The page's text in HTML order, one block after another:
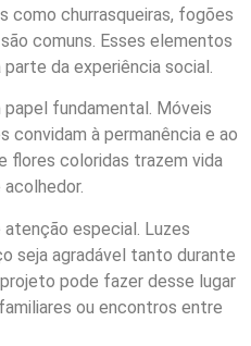
como churrasqueiras, fogões
comuns. Esses elementos
da experiência social.
fundamental. Móveis
à permanência e ao
flores coloridas trazem vida
especial. Luzes
seja agradável tanto durante
pode fazer desse lugar
ou encontros entre